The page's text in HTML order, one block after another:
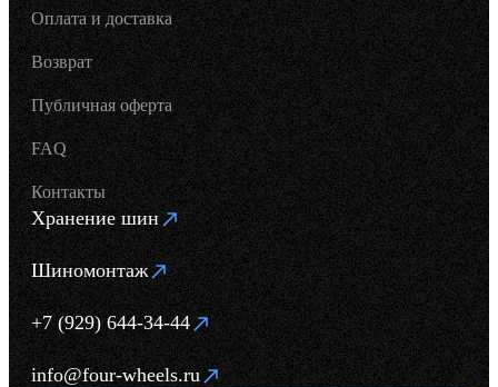
Оплата и доставка
Возврат
Публичная оферта
FAQ
Контакты
Хранение шин
Шиномонтаж
+7 (929) 644-34-44
info@four-wheels.ru